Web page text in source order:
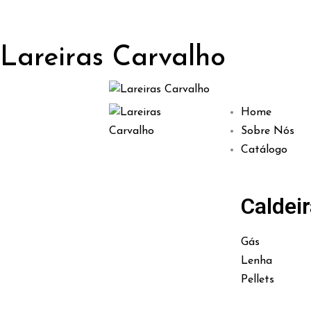
Lareiras Carvalho
Home
Sobre Nós
Catálogo
Gás
Lenha
Pellets